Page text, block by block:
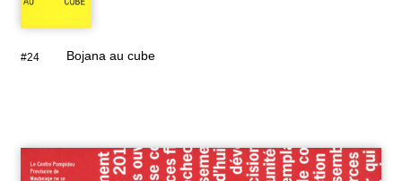
#24 Bojana au cube